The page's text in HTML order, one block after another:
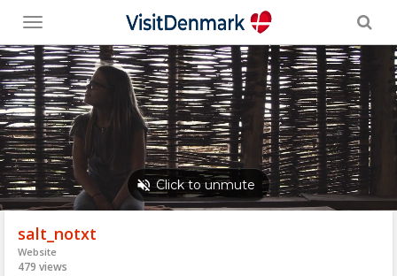
Toggle
menu
salt_notxt
Website
479 views